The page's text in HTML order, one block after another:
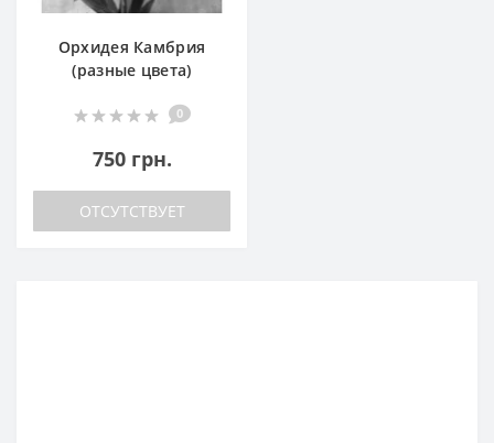
Орхидея Камбрия
(разные цвета)
0
750 грн.
ОТСУТСТВУЕТ